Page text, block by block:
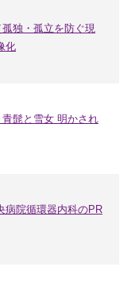
孤独・孤立を防ぐ現
化
青髭と雪女 明かされ
病院循環器内科のPR